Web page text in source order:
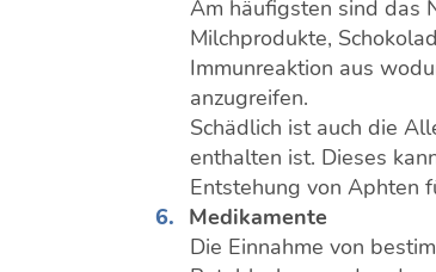
Am häufigsten sind das
Milchprodukte,
Immunreaktion aus
anzugreifen.
Schädlich ist auch die
enthalten ist. Dieses
Entstehung von Aphten
Medikamente
Die Einnahme von